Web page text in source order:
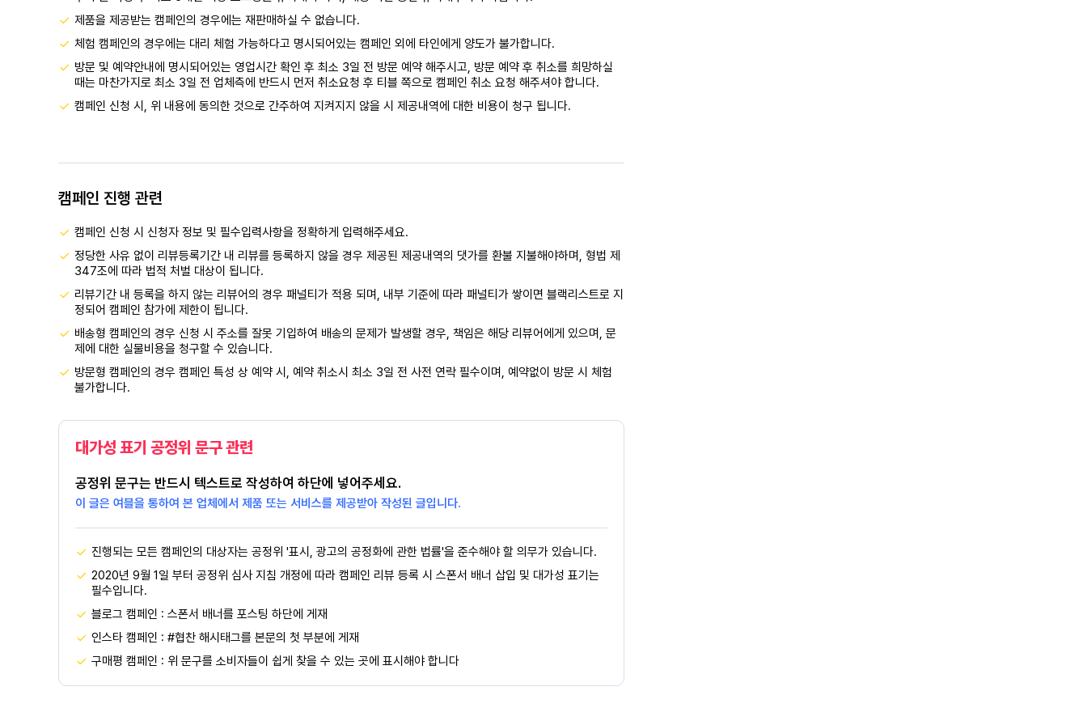
제품을 제공받는 캠페인의 경우에는 재판매하실 수 없습니다.
체험 캠페인의 경우에는 대리 체험 가능하다고 명시되어있는 캠페인 외에 타인에게 양도가 불가합니다.
방문 및 예약안내에 명시되어있는 영업시간 확인 후 최소 3일 전 방문 예약 해주시고, 방문 예약 후 취소를 희망하실
때는 마찬가지로 최소 3일 전 업체측에 반드시 먼저 취소요청 후 티블 쪽으로 캠페인 취소 요청 해주셔야 합니다.
캠페인 신청 시, 위 내용에 동의한 것으로 간주하여 지켜지지 않을 시 제공내역에 대한 비용이 청구 됩니다.
캠페인 진행 관련
캠페인 신청 시 신청자 정보 및 필수입력사항을 정확하게 입력해주세요.
정당한 사유 없이 리뷰등록기간 내 리뷰를 등록하지 않을 경우 제공된 제공내역의 댓가를 환불 지불해야하며, 형법 제
347조에 따라 법적 처벌 대상이 됩니다.
리뷰기간 내 등록을 하지 않는 리뷰어의 경우 패널티가 적용 되며, 내부 기준에 따라 패널티가 쌓이면 블랙리스트로 지
정되어 캠페인 참가에 제한이 됩니다.
배송형 캠페인의 경우 신청 시 주소를 잘못 기입하여 배송의 문제가 발생할 경우, 책임은 해당 리뷰어에게 있으며, 문
제에 대한 실물비용을 청구할 수 있습니다.
방문형 캠페인의 경우 캠페인 특성 상 예약 시, 예약 취소시 최소 3일 전 사전 연락 필수이며, 예약없이 방문 시 체험
불가합니다.
대가성 표기 공정위 문구 관련
공정위 문구는 반드시 텍스트로 작성하여 하단에 넣어주세요.
이 글은 여블을 통하여 본 업체에서 제품 또는 서비스를 제공받아 작성된 글입니다.
진행되는 모든 캠페인의 대상자는 공정위 '표시, 광고의 공정화에 관한 법률'을 준수해야 할 의무가 있습니다.
2020년 9월 1일 부터 공정위 심사 지침 개정에 따라 캠페인 리뷰 등록 시 스폰서 배너 삽입 및 대가성 표기는
필수입니다.
블로그 캠페인 : 스폰서 배너를 포스팅 하단에 게재
인스타 캠페인 : #협찬 해시태그를 본문의 첫 부분에 게재
구매평 캠페인 : 위 문구를 소비자들이 쉽게 찾을 수 있는 곳에 표시해야 합니다